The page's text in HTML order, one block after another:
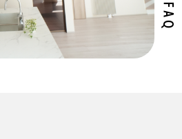
FAQ